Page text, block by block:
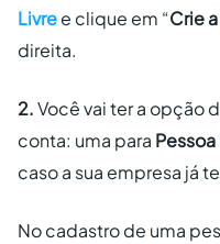
Livree clique em “Crie
direita.
2.Você vai ter a opção
conta: uma para
caso a sua empresa já
No cadastro de uma